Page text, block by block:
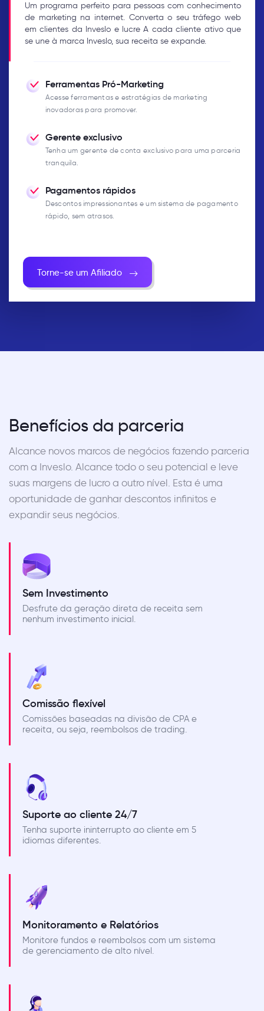
Um programa perfeito para pessoas com conhecimento
de marketing na internet. Converta o seu tráfego web
em clientes da Inveslo e lucre A cada cliente ativo que
se une à marca Inveslo, sua receita se expande.
Ferramentas Pró-Marketing
Acesse ferramentas e estratégias de marketing
inovadoras para promover.
Gerente exclusivo
Tenha um gerente de conta exclusivo para uma parceria
tranquila.
Pagamentos rápidos
Descontos impressionantes e um sistema de pagamento
rápido, sem atrasos.
Torne-se um Afiliado
Benefícios da parceria
Alcance novos marcos de negócios fazendo parceria
com a Inveslo. Alcance todo o seu potencial e leve
suas margens de lucro a outro nível. Esta é uma
oportunidade de ganhar descontos infinitos e
expandir seus negócios.
Sem Investimento
Desfrute da geração direta de receita sem
nenhum investimento inicial.
Comissão flexível
Comissões baseadas na divisão de CPA e
receita, ou seja, reembolsos de trading.
Suporte ao cliente 24/7
Tenha suporte ininterrupto ao cliente em 5
idiomas diferentes.
Monitoramento e Relatórios
Monitore fundos e reembolsos com um sistema
de gerenciamento de alto nível.